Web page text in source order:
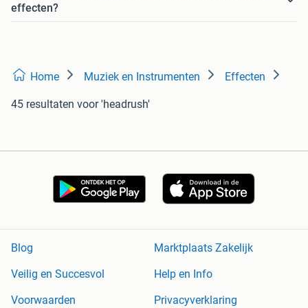
effecten?
Home Muziek en Instrumenten Effecten
45 resultaten voor 'headrush'
Blog
Marktplaats Zakelijk
Veilig en Succesvol
Help en Info
Voorwaarden
Privacyverklaring